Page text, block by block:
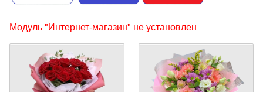
Модуль "Интернет-магазин" не установлен